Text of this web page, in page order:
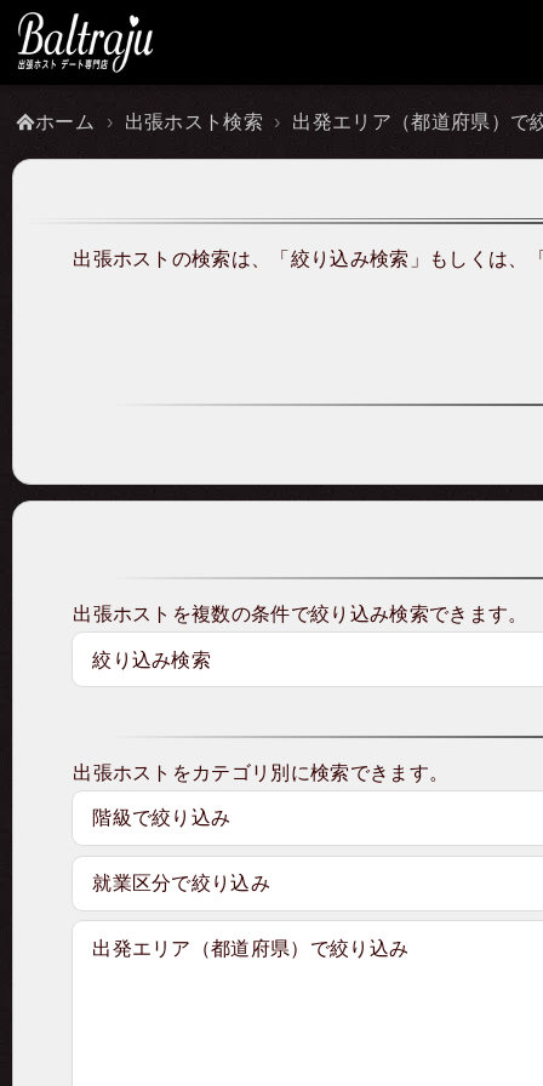
ホーム 出張ホスト検索 出発エリア（都道府県）で
出張ホストの検索は、「 絞り込み検索 」もしくは、
出張ホストを複数の条件で絞り込み検索できます。
絞り込み検索
出張ホストをカテゴリ別に検索できます。
階級で絞り込み
就業区分で絞り込み
出発エリア（都道府県）で絞り込み